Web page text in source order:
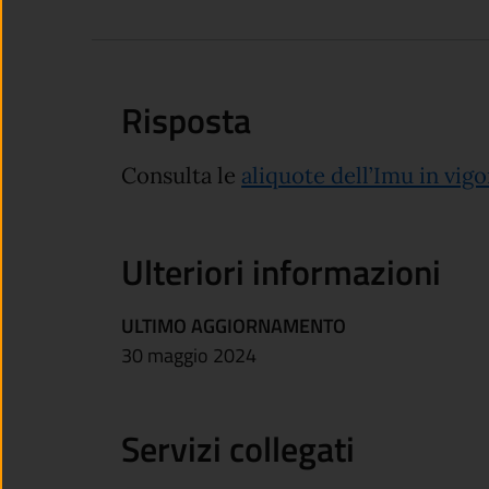
Risposta
Consulta le aliquote dell’Imu in
Ulteriori informazioni
ULTIMO AGGIORNAMENTO
30 maggio 2024
Servizi collegati